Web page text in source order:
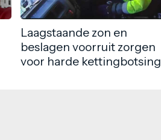
Laagstaande zon en
beslagen voorruit zorgen
voor harde kettingbotsing